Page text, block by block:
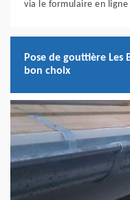
via le formulaire en
Pose de gouttière Les
bon choix